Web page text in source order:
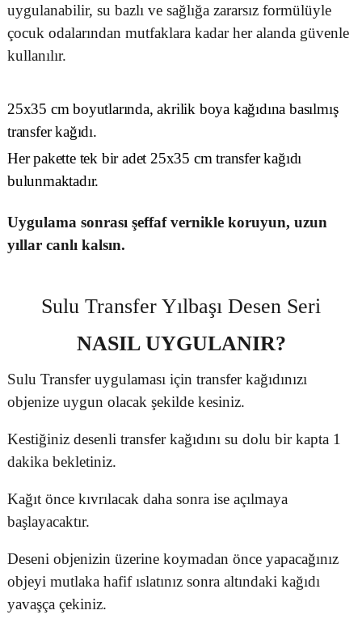
uygulanabilir, su bazlı ve sağlığa zararsız formülüyle
çocuk odalarından mutfaklara kadar her alanda güvenle
kullanılır.
25x35 cm boyutlarında, akrilik boya kağıdına basılmış
transfer kağıdı.
Her pakette tek bir adet 25x35 cm transfer kağıdı
bulunmaktadır.
Uygulama sonrası şeffaf vernikle koruyun, uzun
yıllar canlı kalsın.
Sulu Transfer Yılbaşı Desen Seri
NASIL UYGULANIR?
Sulu Transfer uygulaması için transfer kağıdınızı
objenize uygun olacak şekilde kesiniz.
Kestiğiniz desenli transfer kağıdını su dolu bir kapta 1
dakika bekletiniz.
Kağıt önce kıvrılacak daha sonra ise açılmaya
başlayacaktır.
Deseni objenizin üzerine koymadan önce yapacağınız
objeyi mutlaka hafif ıslatınız sonra altındaki kağıdı
yavaşça çekiniz.